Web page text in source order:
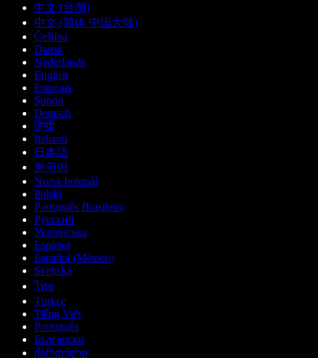
中文 (台灣)
中文 (简体 中国大陆)
Čeština
Dansk
Nederlands
English
Français
Suomi
Deutsch
हिन्दी
Italiano
日本語
한국어
Norsk bokmål
Polski
Português Brasileiro
Русский
Українська
Español
Español (México)
Svenska
ไทย
Türkçe
Tiếng Việt
Português
Български
ქართული